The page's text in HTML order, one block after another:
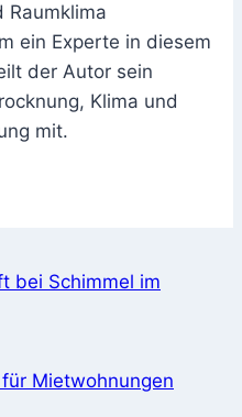
Raumklima
ein Experte in diesem
der Autor sein
Klima und
mit.
bei Schimmel im
Mietwohnungen